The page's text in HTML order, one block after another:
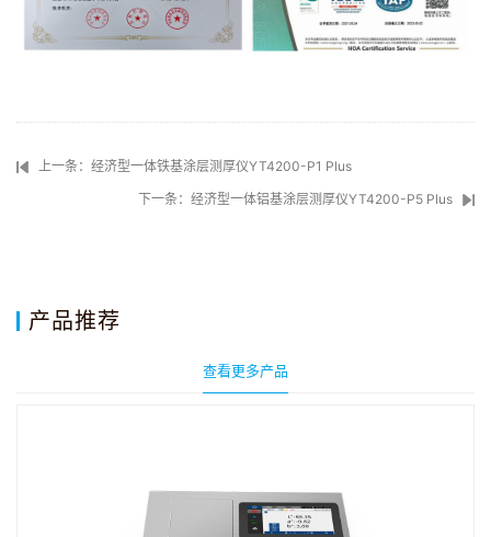
上一条：经济型一体铁基涂层测厚仪YT4200-P1 Plus
下一条：经济型一体铝基涂层测厚仪YT4200-P5 Plus
产品推荐
查看更多产品